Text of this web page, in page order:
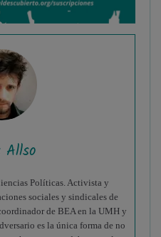
Allso
Políticas. Activista y
sociales y sindicales de
de BEA en la UMH y
es la única forma de no